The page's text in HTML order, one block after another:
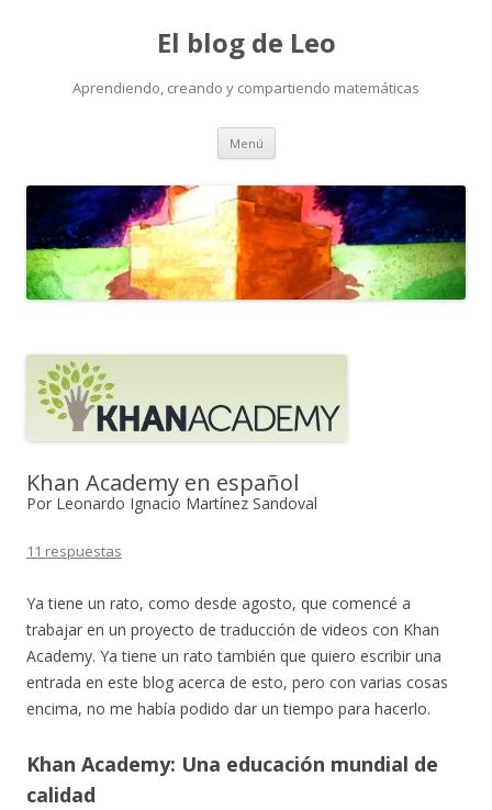
El blog de Leo
Aprendiendo, creando y compartiendo matemáticas
Menú Saltar
contenido
Khan Academy en español
Por Leonardo Ignacio Martínez Sandoval
11 respuestas
Ya tiene un rato, como desde agosto, que comencé a
trabajar en un proyecto de traducción de videos con Khan
Academy. Ya tiene un rato también que quiero escribir una
entrada en este blog acerca de esto, pero con varias cosas
encima, no me había podido dar un tiempo para hacerlo.
Khan Academy: Una educación mundial de
calidad